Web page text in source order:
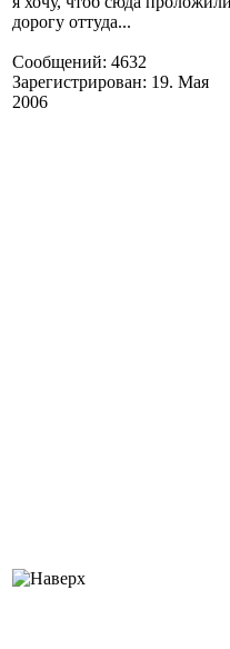
дорогу оттуда...
Сообщений: 4632
Зарегистрирован: 19. Мая
2006